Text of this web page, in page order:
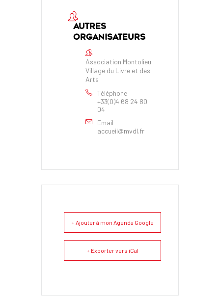
AUTRES
ORGANISATEURS
Association Montolieu
Village du Livre et des
Arts
Téléphone
+33(0)4 68 24 80
04
Email
accueil@mvdl.fr
+ Ajouter à mon Agenda Google
+ Exporter vers iCal